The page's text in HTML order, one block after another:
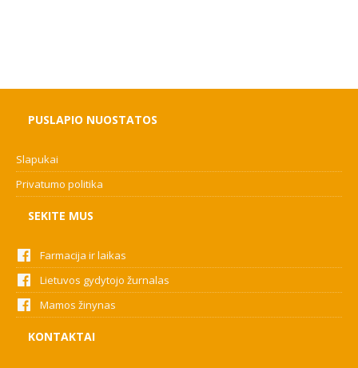
PUSLAPIO NUOSTATOS
Slapukai
Privatumo politika
SEKITE MUS
Farmacija ir laikas
Lietuvos gydytojo žurnalas
Mamos žinynas
KONTAKTAI